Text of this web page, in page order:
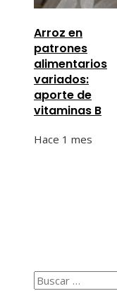
Arroz en
patrones
alimentarios
variados:
aporte de
vitaminas B
Hace 1 mes
Buscar: